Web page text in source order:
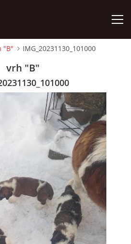
CHS
"B" IMG_20231130_101000
vrh "B"